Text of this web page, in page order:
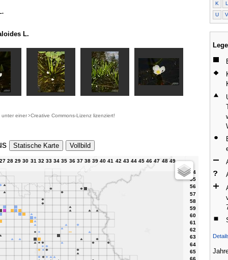
L.
unter einer Creative Commons-Lizenz lizenziert!
Statische Karte Vollbild
K
L
U
V